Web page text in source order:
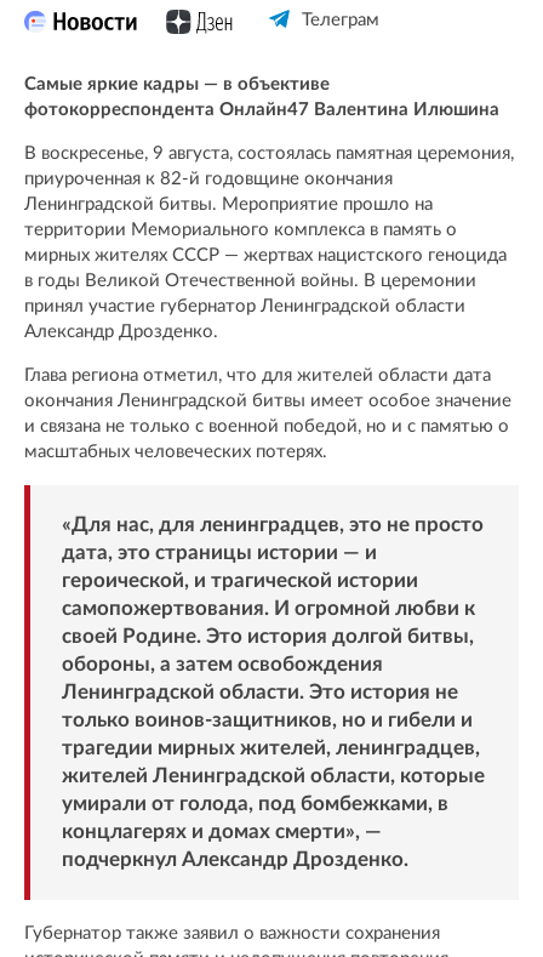
Телеграм
Самые яркие кадры — в объективе
фотокорреспондента Онлайн47 Валентина Илюшина
В воскресенье, 9 августа, состоялась памятная церемония,
приуроченная к 82-й годовщине окончания
Ленинградской битвы. Мероприятие прошло на
территории Мемориального комплекса в память о
мирных жителях СССР — жертвах нацистского геноцида
в годы Великой Отечественной войны. В церемонии
принял участие губернатор Ленинградской области
Александр Дрозденко.
Глава региона отметил, что для жителей области дата
окончания Ленинградской битвы имеет особое значение
и связана не только с военной победой, но и с памятью о
масштабных человеческих потерях.
«Для нас, для ленинградцев, это не просто
дата, это страницы истории — и
героической, и трагической истории
самопожертвования. И огромной любви к
своей Родине. Это история долгой битвы,
обороны, а затем освобождения
Ленинградской области. Это история не
только воинов-защитников, но и гибели и
трагедии мирных жителей, ленинградцев,
жителей Ленинградской области, которые
умирали от голода, под бомбежками, в
концлагерях и домах смерти», —
подчеркнул Александр Дрозденко.
Губернатор также заявил о важности сохранения